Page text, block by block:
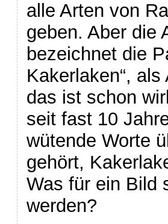
alle Arten von
geben. Aber die
bezeichnet die
Kakerlaken“,
das ist schon
seit fast 10
wütende Worte
gehört,
Was für ein Bild
werden?